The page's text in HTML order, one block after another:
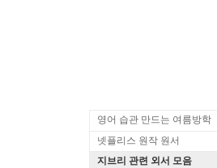
영어 습관 만드는 여름방학
넷플리스 원작 원서
지브리 관련 외서 모음